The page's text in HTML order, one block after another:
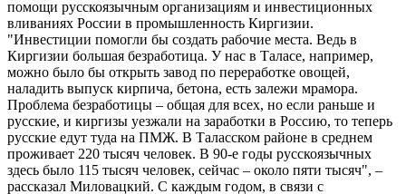
помощи русскоязычным организациям и инвестиционных
вливаниях России в промышленность Киргизии.
"Инвестиции помогли бы создать рабочие места. Ведь в
Киргизии большая безработица. У нас в Таласе, например,
можно было бы открыть завод по переработке овощей,
наладить выпуск кирпича, бетона, есть залежи мрамора.
Проблема безработицы – общая для всех, но если раньше и
русские, и киргизы уезжали на заработки в Россию, то теперь
русские едут туда на ПМЖ. В Таласском районе в среднем
проживает 220 тысяч человек. В 90-е годы русскоязычных
здесь было 115 тысяч человек, сейчас – около пяти тысяч", –
рассказал Миловацкий. С каждым годом, в связи с